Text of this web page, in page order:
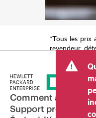
*Tous les prix
revendeur
tels que la
et les frais
transaction
peut varier
revendeurs
Les prix
Comment acheter
Support produit